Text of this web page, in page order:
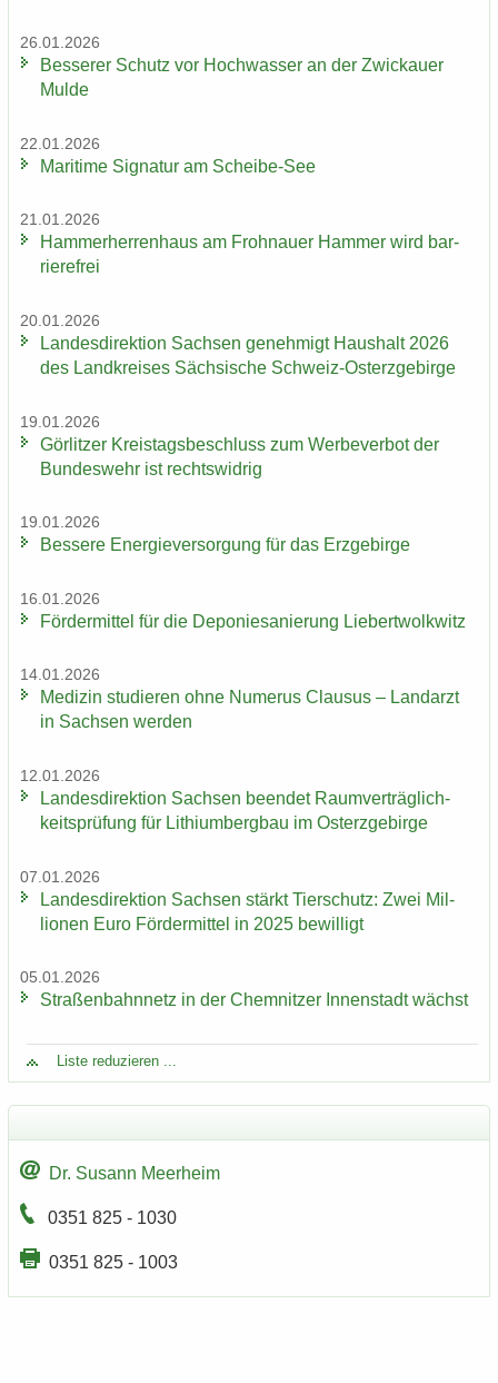
26.01.2026
Bes­se­rer Schutz vor Hoch­was­ser an der Zwi­ckau­er
Mulde
22.01.2026
Ma­ri­ti­me Si­gna­tur am Scheibe-​See
21.01.2026
Ham­mer­her­ren­haus am Froh­nau­er Ham­mer wird bar­
rie­re­frei
20.01.2026
Lan­des­di­rek­ti­on Sach­sen ge­neh­migt Haus­halt 2026
des Land­krei­ses Säch­si­sche Schweiz-​Osterzgebirge
19.01.2026
Gör­lit­zer Kreis­tags­be­schluss zum Wer­be­ver­bot der
Bun­des­wehr ist rechts­wid­rig
19.01.2026
Bes­se­re En­er­gie­ver­sor­gung für das Erz­ge­bir­ge
16.01.2026
För­der­mit­tel für die De­po­nie­sa­nie­rung Lie­bert­wolkwitz
14.01.2026
Me­di­zin stu­die­ren ohne Nu­me­rus Clau­sus – Land­arzt
in Sach­sen wer­den
12.01.2026
Lan­des­di­rek­ti­on Sach­sen be­en­det Ra­um­ver­träg­lich­
keits­prü­fung für Li­thi­um­berg­bau im Ost­erz­ge­bir­ge
07.01.2026
Lan­des­di­rek­ti­on Sach­sen stärkt Tier­schutz: Zwei Mil­
lio­nen Euro För­der­mit­tel in 2025 be­wil­ligt
05.01.2026
Stra­ßen­bahn­netz in der Chem­nit­zer In­nen­stadt wächst
Liste re­du­zie­ren ...
Dr. Su­sann Meer­heim
0351 825 - 1030
0351 825 - 1003